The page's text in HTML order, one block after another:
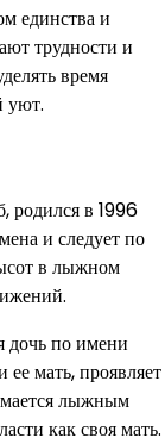
единства и
трудности и
время
уют.
родился в 1996
и следует по
в лыжном
дочь по имени
мать, проявляет
лыжным
как своя мать.